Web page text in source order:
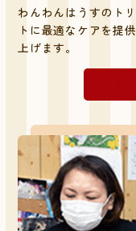
わんわんはうすのト
トに最適なケアを提
上げます。